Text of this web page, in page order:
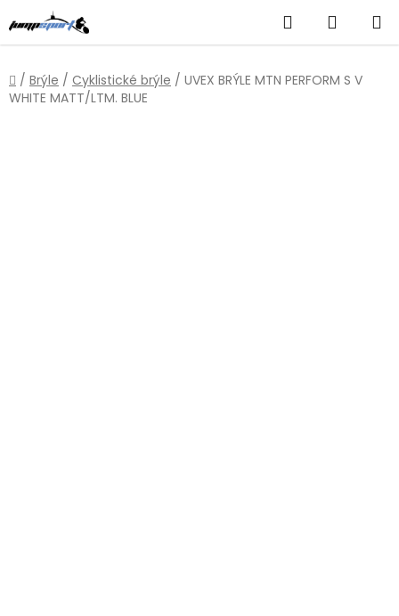
na
obsah
Hledat
KOŠÍK
Domů
/ Brýle / Cyklistické brýle / UVEX BRÝLE MTN PERFORM S V
WHITE MATT/LTM. BLUE